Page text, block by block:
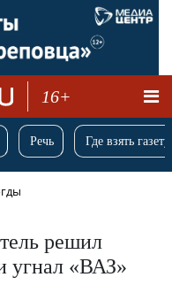
16+
Речь Где взять
решил
угнал «ВАЗ»